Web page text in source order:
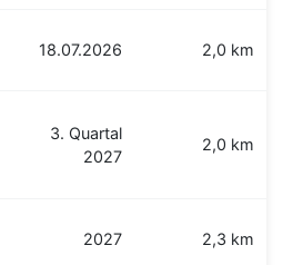
18.07.2026 2,0 km
3. Quartal
2027
2,0 km
2027 2,3 km